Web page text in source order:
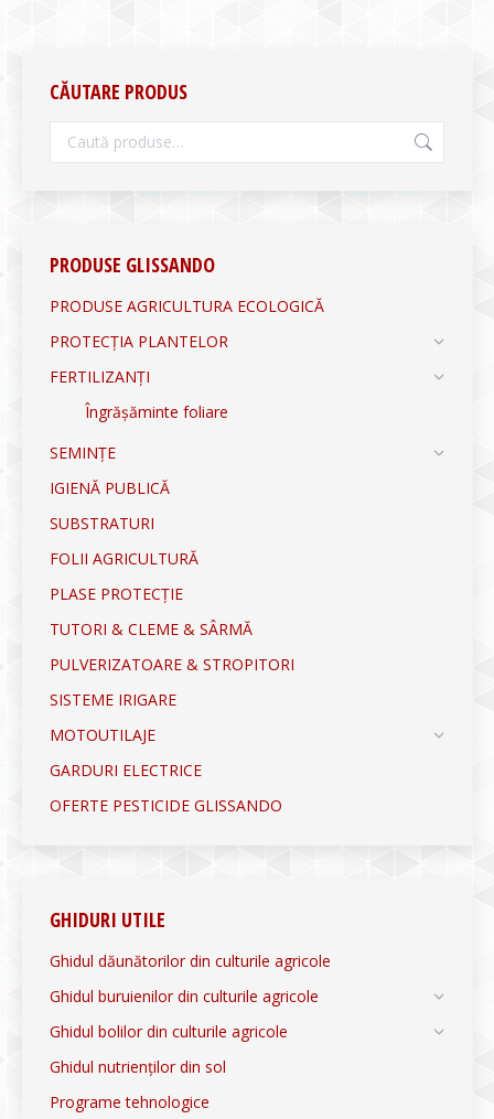
CĂUTARE PRODUS
PRODUSE GLISSANDO
PRODUSE AGRICULTURA ECOLOGICĂ
PROTECȚIA PLANTELOR
FERTILIZANȚI
Îngrășăminte foliare
SEMINȚE
IGIENĂ PUBLICĂ
SUBSTRATURI
FOLII AGRICULTURĂ
PLASE PROTECȚIE
TUTORI & CLEME & SÂRMĂ
PULVERIZATOARE & STROPITORI
SISTEME IRIGARE
MOTOUTILAJE
GARDURI ELECTRICE
OFERTE PESTICIDE GLISSANDO
GHIDURI UTILE
Ghidul dăunătorilor din culturile agricole
Ghidul buruienilor din culturile agricole
Ghidul bolilor din culturile agricole
Ghidul nutrienților din sol
Programe tehnologice